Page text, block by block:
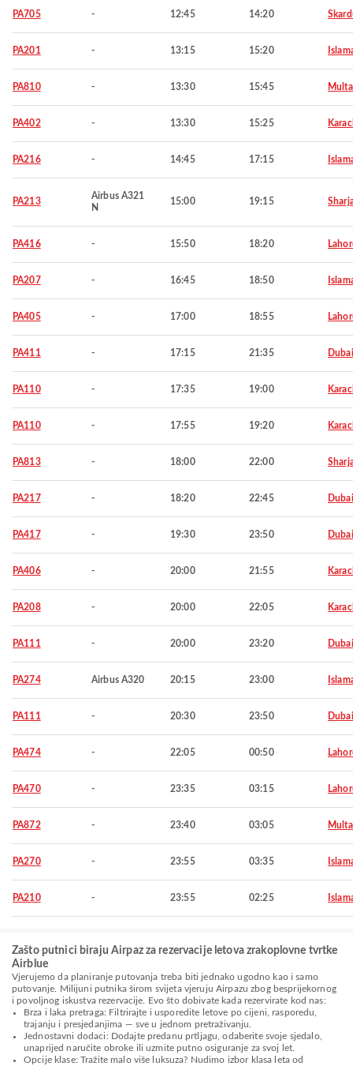
PA705 - 12:45 14:20
PA201 - 13:15 15:20
PA810 - 13:30 15:45
PA402 - 13:30 15:25
PA216 - 14:45 17:15
PA213
Airbus A321
N
15:00 19:15
PA416 - 15:50 18:20
PA207 - 16:45 18:50
PA405 - 17:00 18:55
PA411 - 17:15 21:35 Dubai
PA110 - 17:35 19:00
PA110 - 17:55 19:20
PA813 - 18:00 22:00
PA217 - 18:20 22:45 Dubai
PA417 - 19:30 23:50 Dubai
PA406 - 20:00 21:55
PA208 - 20:00 22:05
PA111 - 20:00 23:20 Dubai
PA274 Airbus A320 20:15 23:00
PA111 - 20:30 23:50 Dubai
PA474 - 22:05 00:50
PA470 - 23:35 03:15
PA872 - 23:40 03:05
PA270 - 23:55 03:35
PA210 - 23:55 02:25
Zašto putnici biraju Airpaz za rezervacije letova zrakoplovne tvrtke
Airblue
Vjerujemo da planiranje putovanja treba biti jednako ugodno kao i samo
putovanje. Milijuni putnika širom svijeta vjeruju Airpazu zbog besprijekornog
i povoljnog iskustva rezervacije. Evo što dobivate kada rezervirate kod nas:
Brza i laka pretraga: Filtrirajte i usporedite letove po cijeni, rasporedu,
trajanju i presjedanjima — sve u jednom pretraživanju.
Jednostavni dodaci: Dodajte predanu prtljagu, odaberite svoje sjedalo,
unaprijed naručite obroke ili uzmite putno osiguranje za svoj let.
Opcije klase: Tražite malo više luksuza? Nudimo izbor klasa leta od